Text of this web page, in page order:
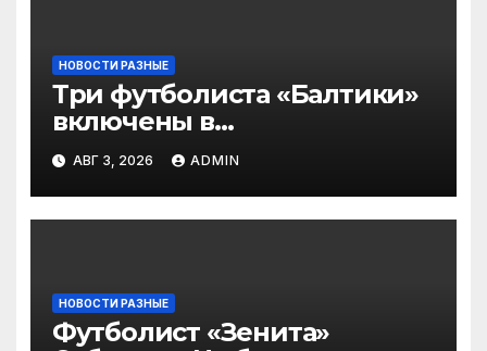
НОВОСТИ РАЗНЫЕ
Три футболиста «Балтики»
включены в
символическую сборную
2‑го тура РПЛ по версии
подписчиков МАТЧ
ПРЕМЬЕР
АВГ 3, 2026 ADMIN
НОВОСТИ РАЗНЫЕ
Футболист «Зенита»